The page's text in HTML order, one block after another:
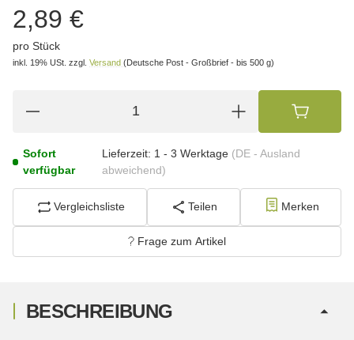
2,89 €
pro Stück
inkl. 19% USt. zzgl. Versand (Deutsche Post - Großbrief - bis 500 g)
Sofort
verfügbar
Lieferzeit: 1 - 3 Werktage (DE - Ausland
abweichend)
Vergleichsliste Teilen Merken
Frage zum Artikel
BESCHREIBUNG